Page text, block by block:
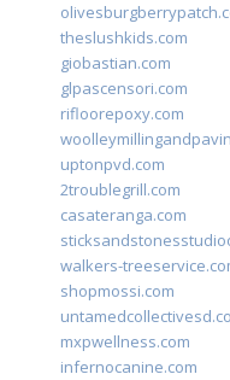
theslushkids.com
giobastian.com
glpascensori.com
rifloorepoxy.com
uptonpvd.com
2troublegrill.com
casateranga.com
walkers-
shopmossi.com
mxpwellness.com
infernocanine.com